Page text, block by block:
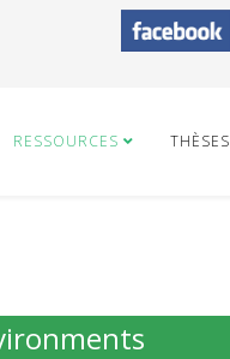
RESSOURCES THÈSES